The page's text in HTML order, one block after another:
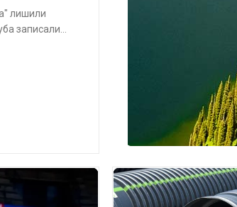
лишили
записали